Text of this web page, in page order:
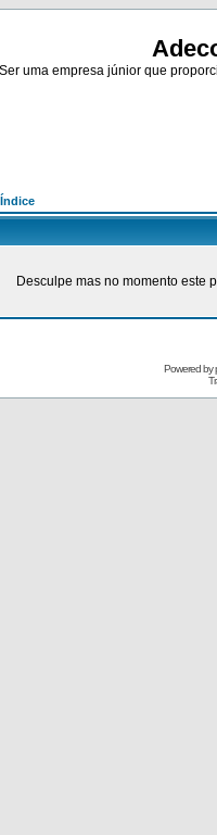
uma empresa júnior que
Desculpe mas no momento este
Powered by